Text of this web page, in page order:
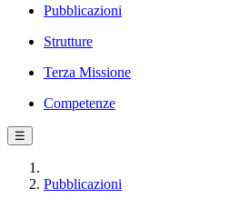
Pubblicazioni
Strutture
Terza Missione
Competenze
☰
Pubblicazioni